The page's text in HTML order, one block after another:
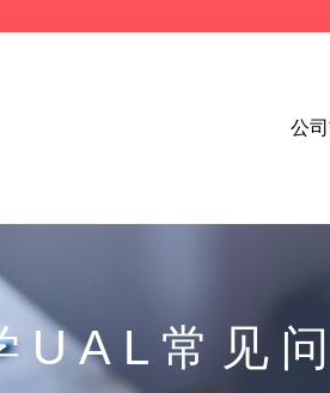
公
UAL常见